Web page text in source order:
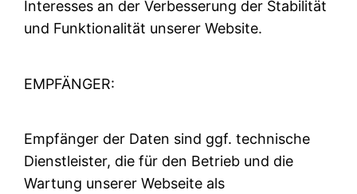
Interesses an der Verbesserung der Stabilität
und Funktionalität unserer Website.
EMPFÄNGER:
Empfänger der Daten sind ggf. technische
Dienstleister, die für den Betrieb und die
Wartung unserer Webseite als